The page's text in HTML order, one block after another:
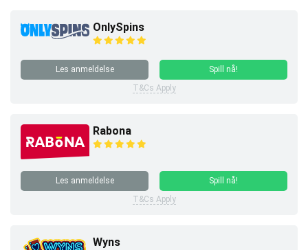
OnlySpins
Les anmeldelse
Spill nå!
T&Cs Apply
Rabona
Les anmeldelse
Spill nå!
T&Cs Apply
Wyns